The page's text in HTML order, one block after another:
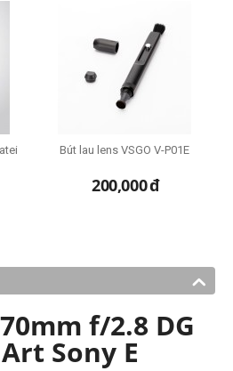
Bút lau lens VSGO V-P01E
200,000đ
f/2.8 DG
Sony E